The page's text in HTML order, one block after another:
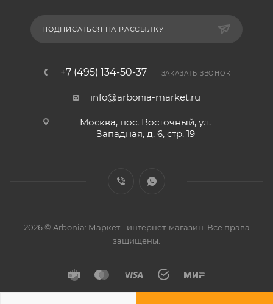
ПОДПИСАТЬСЯ НА РАССЫЛКУ
+7 (495) 134-50-37 ЗАКАЗАТЬ ЗВОНОК
info@arbonia-market.ru
Москва, пос. Восточный, ул.
Западная, д. 6, стр. 19
2026 © Arbonia: Маркет - интернет-магазин. Все права
защищены.